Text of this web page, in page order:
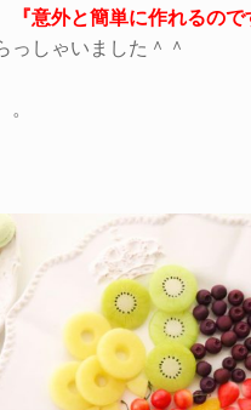
『意外と簡単に作れるので
っしゃいました＾＾